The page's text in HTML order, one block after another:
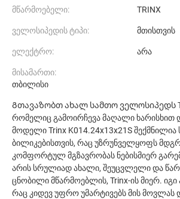
მწარმოებელი: TRINX
ველოსიპედის ტიპი: მთისთვის
ელექტრო: არა
მისამართი:
თბილისი
Გთავაზობთ ახალ სამთო ველოსიპედს
რომელიც გამოირჩევა მაღალი ხარისხით
მოდელი Trinx K014.24x13x21S
ბილიკებისთვის, რაც უზრუნველყოფს
კომფორტულ მგზავრობას ნებისმიერ
არის სრულიად ახალი, შეუცვლელი და
ცნობილი მწარმოებლის, Trinx-ის მიერ.
რაც კიდევ უფრო უმარტივებს მის მოვლას